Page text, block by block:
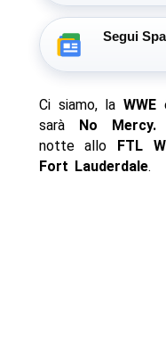
Segui
Ci siamo, laWWE
sarà
No Mercy.
notte allo
FTL
Fort Lauderdale.